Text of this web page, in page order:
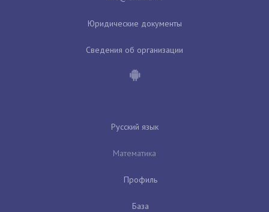
Юридические документы
Сведения об организации
Русский язык
Математика
Профиль
База